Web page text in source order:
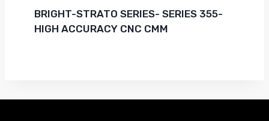
BRIGHT-STRATO SERIES- SERIES 355-
HIGH ACCURACY CNC CMM